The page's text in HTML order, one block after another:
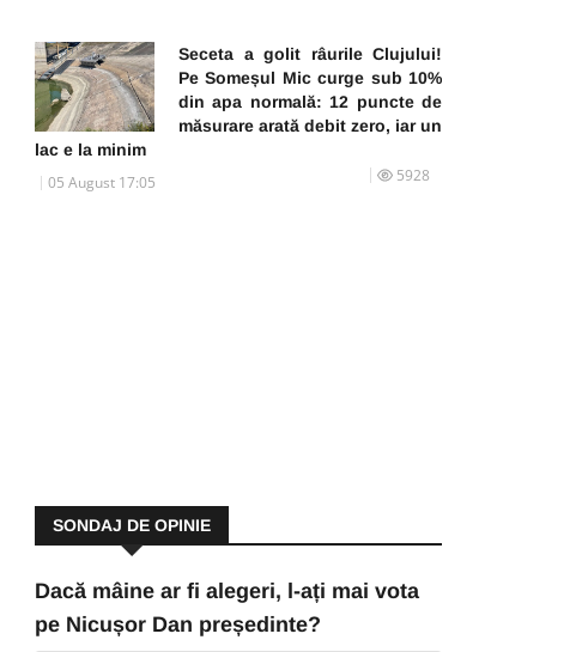
Seceta a golit râurile Clujului!
Pe Someșul Mic curge sub 10%
din apa normală: 12 puncte de
măsurare arată debit zero, iar un
lac e la minim
05 August 17:05 5928
SONDAJ DE OPINIE
Dacă mâine ar fi alegeri, l-ați mai vota
pe Nicușor Dan președinte?